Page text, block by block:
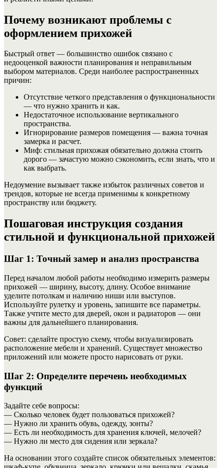
Почему возникают проблемы с
оформлением прихожей
Быстрый ответ — большинство ошибок связано с
недооценкой важности планирования и неправильным
выбором материалов. Среди наиболее распространенных
причин:
Отсутствие четкого представления о функциональности
— что нужно хранить и как.
Недостаточное использование вертикального
пространства.
Игнорирование размеров помещения — важна точная
замерка и расчет.
Миф: стильная прихожая обязательно должна стоить
дорого — зачастую можно сэкономить, если знать, что и
как выбрать.
Недоумение вызывает также избыток различных советов и
трендов, которые не всегда применимы к конкретному
пространству или бюджету.
Пошаговая инструкция создания
стильной и функциональной прихожей
Шаг 1: Точный замер и анализ пространства
Перед началом любой работы необходимо измерить размеры
прихожей — ширину, высоту, длину. Особое внимание
уделите потолкам и наличию ниши или выступов.
Используйте рулетку и уровень, запишите все параметры.
Также учтите место для дверей, окон и радиаторов — они
важны для дальнейшего планирования.
Совет: сделайте простую схему, чтобы визуализировать
расположение мебели и хранений. Существует множество
приложений или можете просто нарисовать от руки.
Шаг 2: Определите перечень необходимых
функций
Задайте себе вопросы:
— Сколько человек будет пользоваться прихожей?
— Нужно ли хранить обувь, одежду, зонты?
— Есть ли необходимость для хранения ключей, мелочей?
— Нужно ли место для сидения или зеркала?
На основании этого создайте список обязательных элементов: